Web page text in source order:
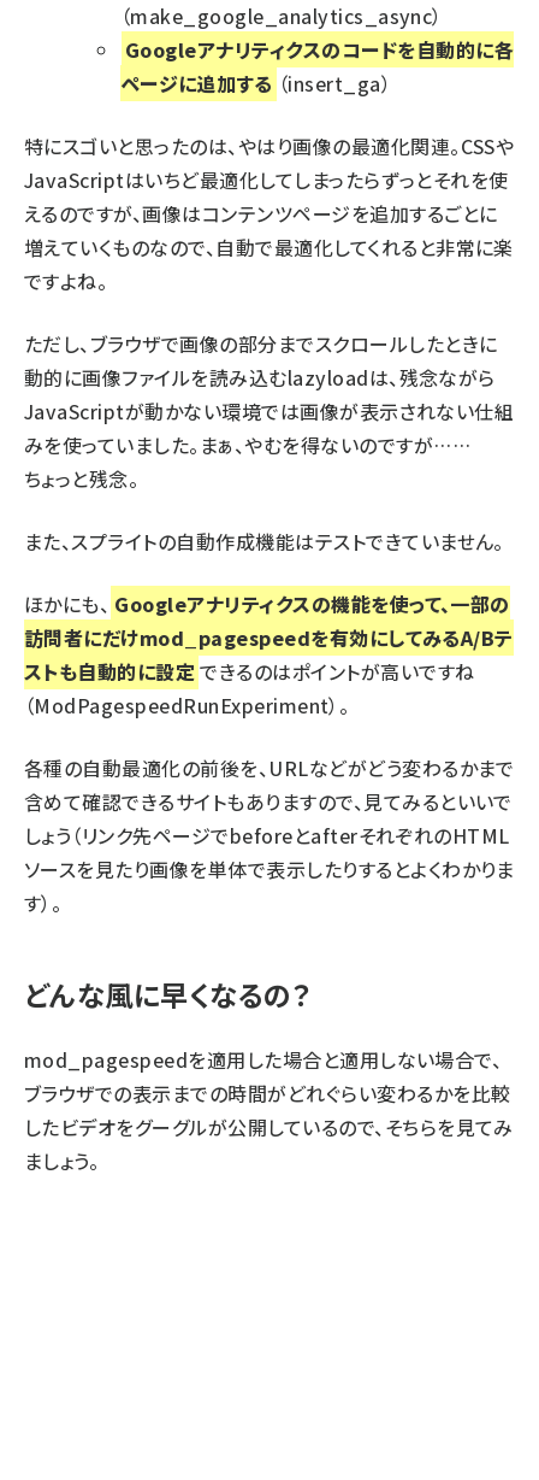
（make_google_analytics_async）
Googleアナリティクスのコードを自動的に各
ページに追加する （insert_ga）
特にスゴいと思ったのは、やはり画像の最適化関連。CSSや
JavaScriptはいちど最適化してしまったらずっとそれを使
えるのですが、画像はコンテンツページを追加するごとに
増えていくものなので、自動で最適化してくれると非常に楽
ですよね。
ただし、ブラウザで画像の部分までスクロールしたときに
動的に画像ファイルを読み込むlazyloadは、残念ながら
JavaScriptが動かない環境では画像が表示されない仕組
みを使っていました。まぁ、やむを得ないのですが……
ちょっと残念。
また、スプライトの自動作成機能はテストできていません。
ほかにも、 Googleアナリティクスの機能を使って、一部の
訪問者にだけmod_pagespeedを有効にしてみるA/Bテ
ストも自動的に設定できるのはポイントが高いですね
（ModPagespeedRunExperiment）。
各種の自動最適化の前後を、URLなどがどう変わるかまで
含めて確認できるサイトもありますので、見てみるといいで
しょう（リンク先ページでbeforeとafterそれぞれのHTML
ソースを見たり画像を単体で表示したりするとよくわかりま
す）。
どんな風に早くなるの？
mod_pagespeedを適用した場合と適用しない場合で、
ブラウザでの表示までの時間がどれぐらい変わるかを比較
したビデオをグーグルが公開しているので、そちらを見てみ
ましょう。